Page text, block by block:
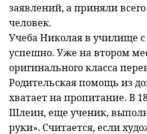
заявлений, а приняли
человек.
Учеба Николая в училище
успешно. Уже на втором
оригинального класса
Родительская помощь из
хватает на пропитание. В
Шлеин, еще ученик,
руки». Считается, если